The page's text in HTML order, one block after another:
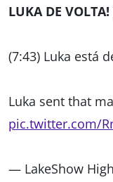
LUKA DE VOLTA!
(7:43) Luka está
Luka sent that
pic.twitter.com/
— LakeShow